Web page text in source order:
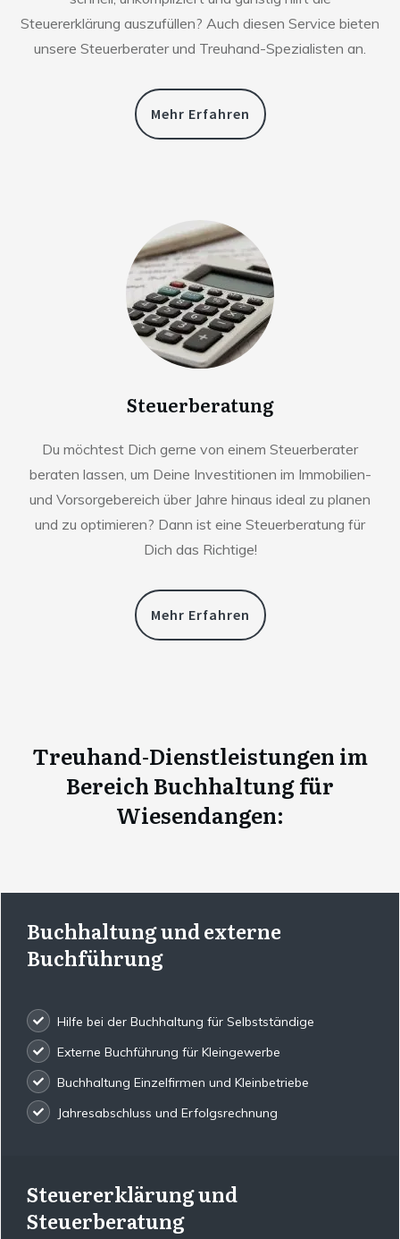
Steuererklärung auszufüllen? Auch diesen Service bieten
unsere Steuerberater und Treuhand-Spezialisten an.
Mehr Erfahren
Steuerberatung
Du möchtest Dich gerne von einem Steuerberater
beraten lassen, um Deine Investitionen im Immobilien-
und Vorsorgebereich über Jahre hinaus ideal zu planen
und zu optimieren? Dann ist eine Steuerberatung für
Dich das Richtige!
Mehr Erfahren
Treuhand-Dienstleistungen im
Bereich Buchhaltung für
Wiesendangen:
Buchhaltung und externe
Buchführung
Hilfe bei der Buchhaltung für Selbstständige
Externe Buchführung für Kleingewerbe
Buchhaltung Einzelfirmen und Kleinbetriebe
Jahresabschluss und Erfolgsrechnung
Steuererklärung und
Steuerberatung